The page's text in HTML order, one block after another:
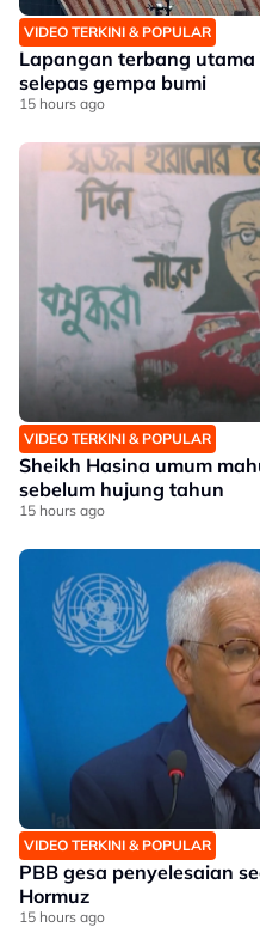
VIDEO TERKINI & POPULAR
Lapangan terbang
selepas gempa bumi
15 hours ago
VIDEO TERKINI & POPULAR
Sheikh Hasina umum
sebelum hujung tahun
15 hours ago
VIDEO TERKINI & POPULAR
PBB gesa penyelesaian
Hormuz
15 hours ago